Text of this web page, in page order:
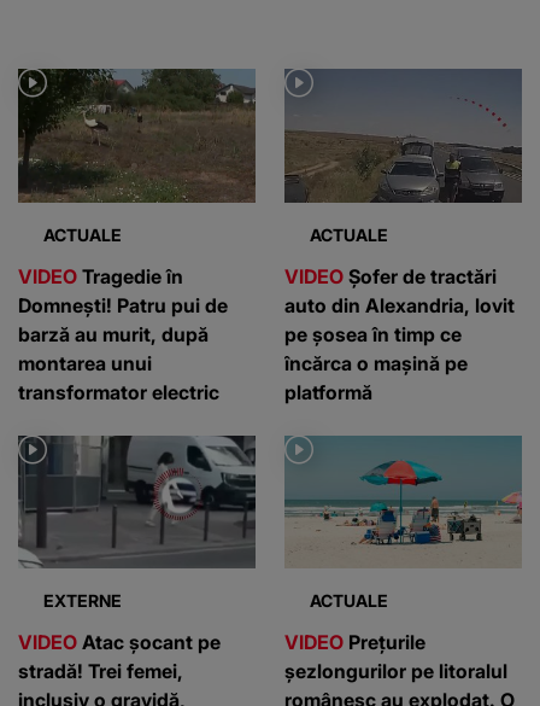
ACTUALE
VIDEO Tragedie în
Domnești! Patru pui de
barză au murit, după
montarea unui
transformator electric
ACTUALE
VIDEO Șofer de tractări
auto din Alexandria, lovit
pe șosea în timp ce
încărca o mașină pe
platformă
EXTERNE
VIDEO Atac șocant pe
stradă! Trei femei,
inclusiv o gravidă,
ACTUALE
VIDEO Prețurile
șezlongurilor pe litoralul
românesc au explodat. O